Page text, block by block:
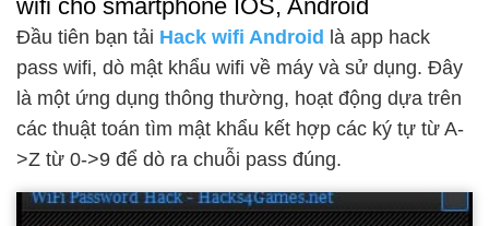
wifi cho smartphone IOS, Android
Đầu tiên bạn tải Hack wifi Android là app hack
pass wifi, dò mật khẩu wifi về máy và sử dụng. Đây
là một ứng dụng thông thường, hoạt động dựa trên
các thuật toán tìm mật khẩu kết hợp các ký tự từ A-
>Z từ 0->9 để dò ra chuỗi pass đúng.